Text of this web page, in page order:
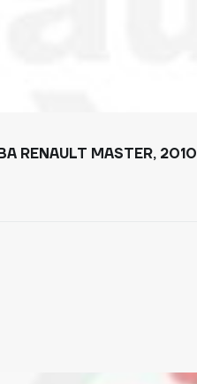
RENAULT MASTER,